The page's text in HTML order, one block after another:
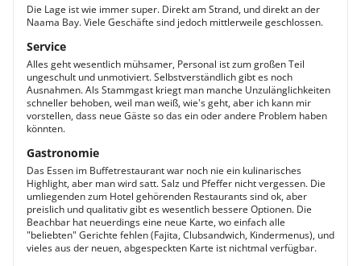
Die Lage ist wie immer super. Direkt am Strand, und direkt an der
Naama Bay. Viele Geschäfte sind jedoch mittlerweile geschlossen.
Service
Alles geht wesentlich mühsamer, Personal ist zum großen Teil
ungeschult und unmotiviert. Selbstverständlich gibt es noch
Ausnahmen. Als Stammgast kriegt man manche Unzulänglichkeiten
schneller behoben, weil man weiß, wie's geht, aber ich kann mir
vorstellen, dass neue Gäste so das ein oder andere Problem haben
könnten.
Gastronomie
Das Essen im Buffetrestaurant war noch nie ein kulinarisches
Highlight, aber man wird satt. Salz und Pfeffer nicht vergessen. Die
umliegenden zum Hotel gehörenden Restaurants sind ok, aber
preislich und qualitativ gibt es wesentlich bessere Optionen. Die
Beachbar hat neuerdings eine neue Karte, wo einfach alle
"beliebten" Gerichte fehlen (Fajita, Clubsandwich, Kindermenus), und
vieles aus der neuen, abgespeckten Karte ist nichtmal verfügbar.